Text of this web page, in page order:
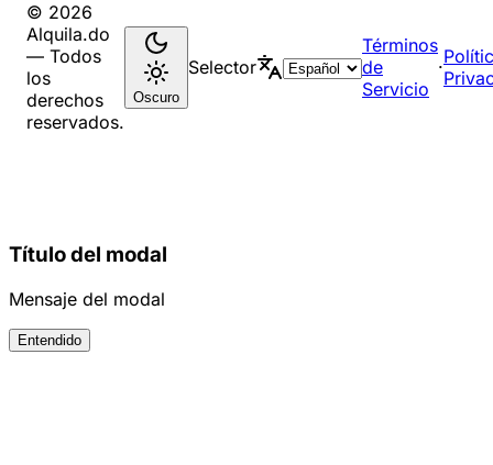
© 2026
Alquila.do
— Todos
los
derechos
reservados.
Oscuro
Selector
Términos
de
Servicio
·
Título del modal
Mensaje del modal
Entendido